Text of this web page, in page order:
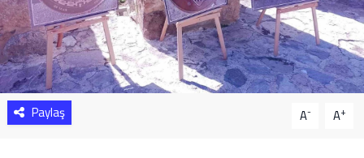
Paylaş A- A+
Resmi İlan
Resmi Reklam